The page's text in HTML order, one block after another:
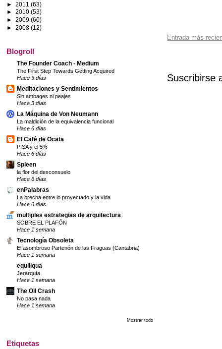
Entrada más
Suscribirse
► 2011 (63)
► 2010 (53)
► 2009 (60)
► 2008 (12)
Blogroll
The Founder Coach - Medium
The First Step Towards Getting Acquired
Hace 3 días
Meditaciones y Sentimientos
Sin ambages ni peajes
Hace 3 días
La Máquina de Von Neumann
La maldición de la equivalencia funcional
Hace 6 días
El Café de Ocata
PISA y el 5%
Hace 6 días
Spleen
la flor del desconsuelo
Hace 6 días
enPalabras
La brecha entre lo proyectado y la vida
Hace 6 días
multiples estrategias de arquitectura
SOBRE EL PLAFÓN
Hace 1 semana
Tecnología Obsoleta
El asombroso Partenón de las Fraguas (Cantabria)
Hace 1 semana
equiliqua
Jerarquía
Hace 1 semana
The Oil Crash
No pasa nada
Hace 1 semana
Mostrar todo
Etiquetas